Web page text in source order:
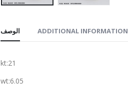
الوصف ADDITIONAL INFORMATION
kt:21
wt:6.05